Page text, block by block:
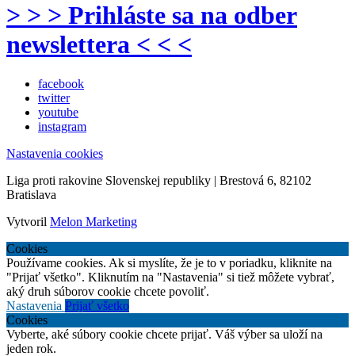
> > > Prihláste sa na odber
newslettera < < <
facebook
twitter
youtube
instagram
Nastavenia cookies
Liga proti rakovine Slovenskej republiky | Brestová 6, 82102
Bratislava
Vytvoril Melon Marketing
Cookies
Používame cookies. Ak si myslíte, že je to v poriadku, kliknite na
"Prijať všetko". Kliknutím na "Nastavenia" si tiež môžete vybrať,
aký druh súborov cookie chcete povoliť.
Nastavenia Prijať všetko
Cookies
Vyberte, aké súbory cookie chcete prijať. Váš výber sa uloží na
jeden rok.